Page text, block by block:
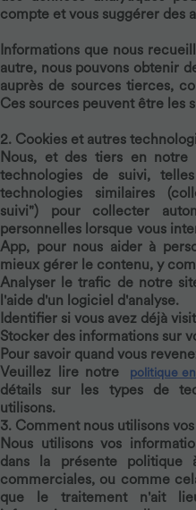
compte et vous suggérer des
Informations que nous
autre, nous pouvons obtenir
auprès de sources tierces,
Ces sources peuvent être les
2. Cookies et autres
Nous, et des tiers en notre
technologies de suivi,
technologies similaires
suivi") pour collecter
personnelles lorsque vous
App, pour nous aider à
mieux gérer le contenu, y
Analyser le trafic de notre
l'aide d'un logiciel d'analyse.
Identifier si vous avez déjà
Stocker des informations sur
Pour savoir quand vous
Veuillez lire notre
politique
détails sur les types de
utilisons.
3. Comment nous utilisons
Nous utilisons vos
dans la présente politique
commerciales, ou comme
que le traitement n'ait